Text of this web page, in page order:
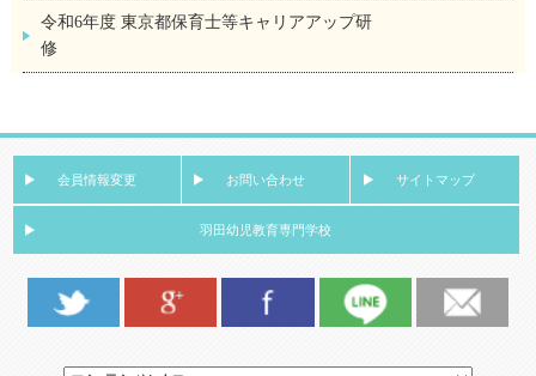
令和6年度 東京都保育士等キャリアアップ研
修
会員情報変更 お問い合わせ サイトマップ
羽田幼児教育専門学校